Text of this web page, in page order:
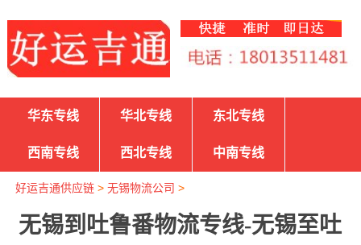
华东专线 华北专线 东北专线
西南专线 西北专线 中南专线
好运吉通供应链> 无锡物流公司 >
无锡到吐鲁番物流专线-无锡至吐